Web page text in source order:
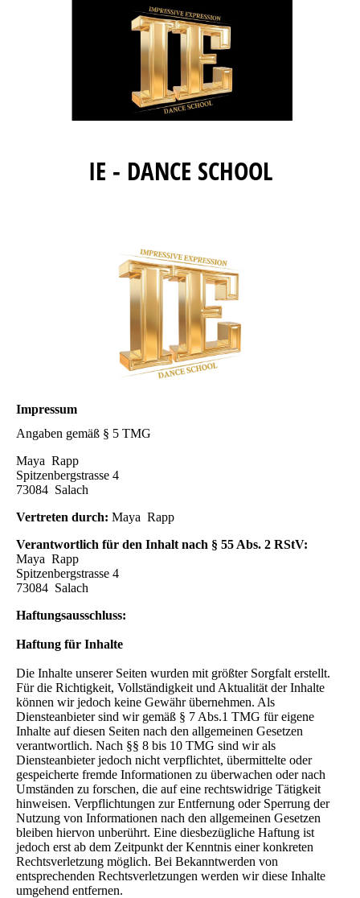
IE - DANCE SCHOOL
Impressum
Angaben gemäß § 5 TMG
Maya Rapp
Spitzenbergstrasse 4
73084 Salach
Vertreten durch: Maya Rapp
Verantwortlich für den Inhalt nach § 55 Abs. 2 RStV:
Maya Rapp
Spitzenbergstrasse 4
73084 Salach
Haftungsausschluss:
Haftung für Inhalte
Die Inhalte unserer Seiten wurden mit größter Sorgfalt erstellt.
Für die Richtigkeit, Vollständigkeit und Aktualität der Inhalte
können wir jedoch keine Gewähr übernehmen. Als
Diensteanbieter sind wir gemäß § 7 Abs.1 TMG für eigene
Inhalte auf diesen Seiten nach den allgemeinen Gesetzen
verantwortlich. Nach §§ 8 bis 10 TMG sind wir als
Diensteanbieter jedoch nicht verpflichtet, übermittelte oder
gespeicherte fremde Informationen zu überwachen oder nach
Umständen zu forschen, die auf eine rechtswidrige Tätigkeit
hinweisen. Verpflichtungen zur Entfernung oder Sperrung der
Nutzung von Informationen nach den allgemeinen Gesetzen
bleiben hiervon unberührt. Eine diesbezügliche Haftung ist
jedoch erst ab dem Zeitpunkt der Kenntnis einer konkreten
Rechtsverletzung möglich. Bei Bekanntwerden von
entsprechenden Rechtsverletzungen werden wir diese Inhalte
umgehend entfernen.